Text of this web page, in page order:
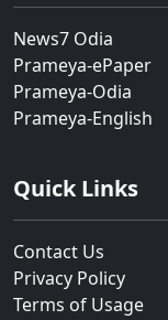
News7 Odia
Prameya-ePaper
Prameya-Odia
Prameya-English
Quick Links
Contact Us
Privacy Policy
Terms of Usage